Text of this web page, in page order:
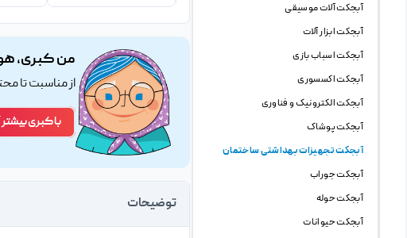
آبجکت آلات موسیقی
آبجکت ابزار آلات
آبجکت اسباب بازی
آبجکت اکسسوری
آبجکت الکترونیک و فناوری
آبجکت پوشاک
آبجکت تجهیزات بهداشتی ساختمان
آبجکت جوراب
آبجکت حوله
آبجکت حیوانات
من کبری،
از مناسبت تا
با کبری
توضیحات